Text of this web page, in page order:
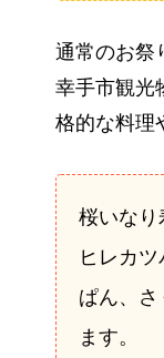
通常のお祭
幸手市観光
格的な料理
桜いなり
ヒレカ
ぱん、さ
ます。